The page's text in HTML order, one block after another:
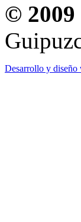
©
Desarrollo y